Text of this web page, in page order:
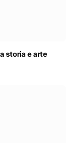
storia e arte